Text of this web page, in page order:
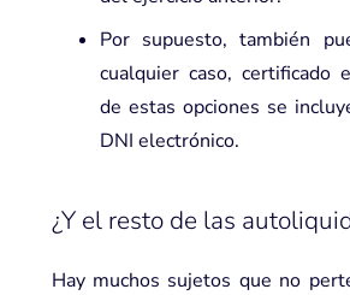
Por supuesto, también
cualquier caso, certificado
de estas opciones se
DNI electrónico.
¿Y el resto de las
Hay muchos sujetos que no